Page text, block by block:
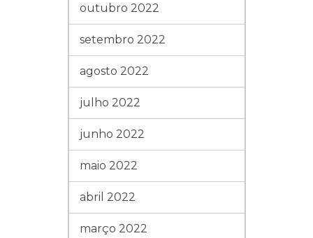
outubro 2022
setembro 2022
agosto 2022
julho 2022
junho 2022
maio 2022
abril 2022
março 2022